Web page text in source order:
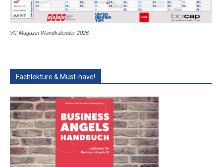
VC Magazin Wandkalender 2026
Fachlektüre & Must-have!